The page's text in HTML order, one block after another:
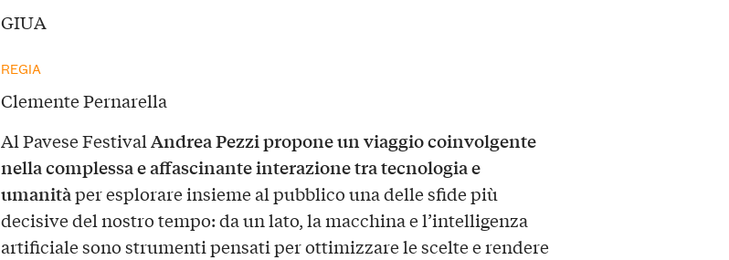
GIUA
REGIA
Clemente Pernarella
Al Pavese FestivalAndrea Pezzi propone un viaggio coinvolgente
nella complessa e affascinante interazione tra tecnologia e
umanitàper esplorare insieme al pubblico una delle sfide più
decisive del nostro tempo: da un lato, la macchina e l’intelligenza
artificiale sono strumenti pensati per ottimizzare le scelte e rendere